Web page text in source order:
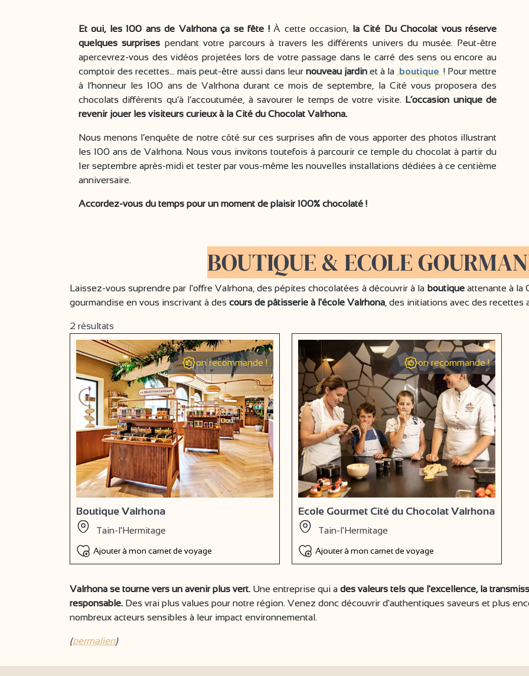
Et oui, les 100 ans de Valrhona ça se fête !À cette occasion, la Cité Du Chocolat vous réserve
quelques surprises pendant votre parcours à travers les différents univers du musée. Peut-être
apercevrez-vous des vidéos projetées lors de votre passage dans le carré des sens ou encore au
comptoir des recettes… mais peut-être aussi dans leur nouveau jardinet à laboutique! Pour mettre
à l’honneur les 100 ans de Valrhona durant ce mois de septembre, la Cité vous proposera des
chocolats différents qu’à l’accoutumée, à savourer le temps de votre visite. L’occasion unique de
revenir jouer les visiteurs curieux à la Cité du Chocolat Valrhona.
Nous menons l’enquête de notre côté sur ces surprises afin de vous apporter des photos illustrant
les 100 ans de Valrhona. Nous vous invitons toutefois à parcourir ce temple du chocolat à partir du
1er septembre après-midi et tester par vous-même les nouvelles installations dédiées à ce centième
anniversaire.
Accordez-vous du temps pour un moment de plaisir 100% chocolaté !
BOUTIQUE & ECOLE
Laissez-vous suprendre par l'offre Valrhona, des pépites chocolatées à découvrir à la boutique attenante à la
gourmandise en vous inscrivant à des cours de pâtisserie à l'école Valrhona , des initiations avec des
2 résultats
on recommande !
Boutique Valrhona
Tain-l'Hermitage
Ajouter à mon carnet de voyage
on recommande !
Ecole Gourmet Cité du Chocolat Valrhona
Tain-l'Hermitage
Ajouter à mon carnet de voyage
Valrhona se tourne vers un avenir plus vert. Une entreprise qui a des valeurs tels que l'excellence, la
responsable. Des vrai plus values pour notre région. Venez donc découvrir d'authentiques saveurs et plus
nombreux acteurs sensibles à leur impact environnemental.
(permalien)